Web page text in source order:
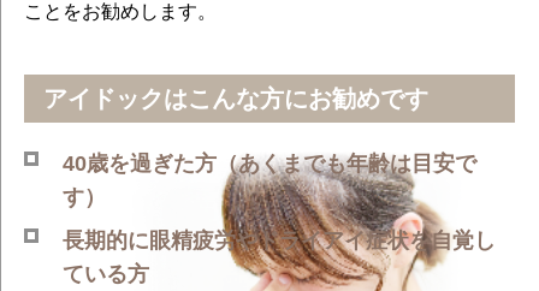
ことをお勧めします。
アイドックはこんな方にお勧めです
40歳を過ぎた方（あくまでも年齢は目安で
す）
長期的に眼精疲労やドライアイ症状を自覚し
ている方